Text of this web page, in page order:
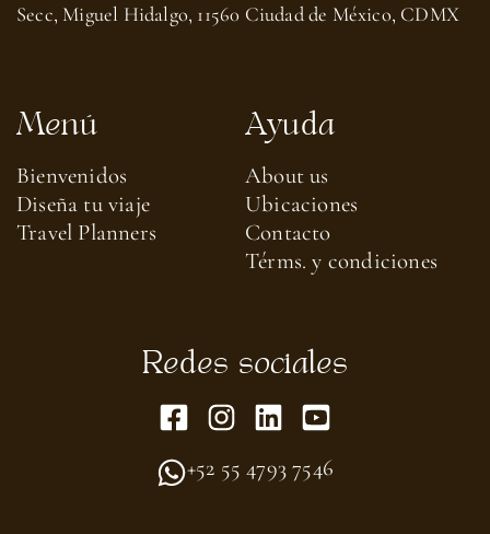
Secc, Miguel Hidalgo, 11560 Ciudad de México, CDMX
Menú
Bienvenidos
Diseña tu viaje
Travel Planners
Ayuda
About us​
Ubicaciones
Contacto
Térms. y condiciones
Redes sociales
+52 55 4793 7546